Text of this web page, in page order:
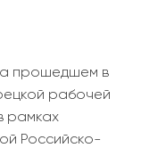
прошедшем в
рабочей
рамках
Российско-